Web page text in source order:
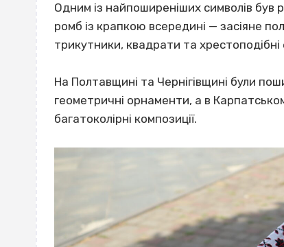
Одним із найпоширеніших символів був
ромб із крапкою всередині — засіяне
трикутники, квадрати та
На Полтавщині та Чернігівщині були
геометричні орнаменти, а в
багатоколірні композиції.